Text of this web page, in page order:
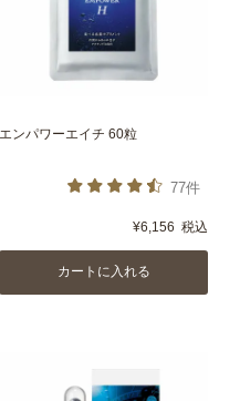
エンパワーエイチ 60粒
77件
¥6,156 税込
カートに入れる